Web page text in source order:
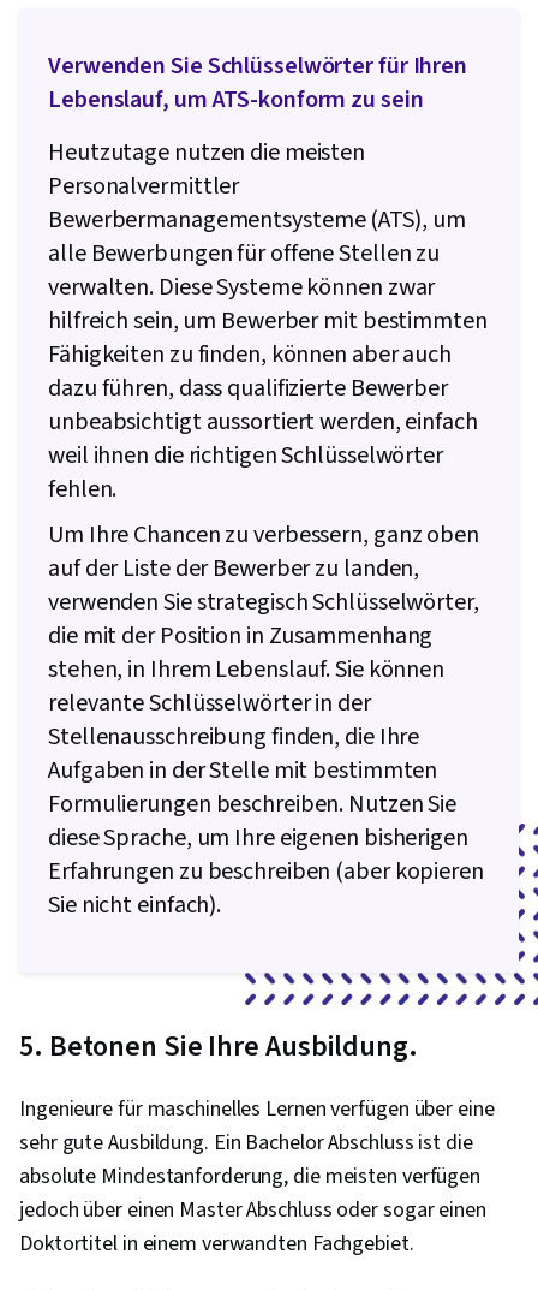
Verwenden Sie Schlüsselwörter für Ihren
Lebenslauf, um ATS-konform zu sein
Heutzutage nutzen die meisten
Personalvermittler
Bewerbermanagementsysteme (ATS), um
alle Bewerbungen für offene Stellen zu
verwalten. Diese Systeme können zwar
hilfreich sein, um Bewerber mit bestimmten
Fähigkeiten zu finden, können aber auch
dazu führen, dass qualifizierte Bewerber
unbeabsichtigt aussortiert werden, einfach
weil ihnen die richtigen Schlüsselwörter
fehlen.
Um Ihre Chancen zu verbessern, ganz oben
auf der Liste der Bewerber zu landen,
verwenden Sie strategisch Schlüsselwörter,
die mit der Position in Zusammenhang
stehen, in Ihrem Lebenslauf. Sie können
relevante Schlüsselwörter in der
Stellenausschreibung finden, die Ihre
Aufgaben in der Stelle mit bestimmten
Formulierungen beschreiben. Nutzen Sie
diese Sprache, um Ihre eigenen bisherigen
Erfahrungen zu beschreiben (aber kopieren
Sie nicht einfach).
5. Betonen Sie Ihre Ausbildung.
Ingenieure für maschinelles Lernen verfügen über eine
sehr gute Ausbildung. Ein Bachelor Abschluss ist die
absolute Mindestanforderung, die meisten verfügen
jedoch über einen Master Abschluss oder sogar einen
Doktortitel in einem verwandten Fachgebiet.